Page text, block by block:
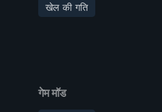
खेल की गति
गेम मॉड